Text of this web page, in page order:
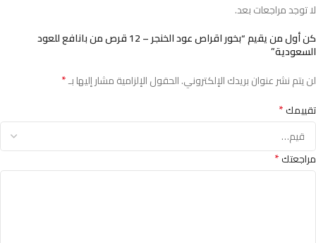
لا توجد مراجعات بعد.
كن أول من يقيم “بخور اقراص عود الخنجر – 12 قرص من بانافع للعود
السعودية”
لن يتم نشر عنوان بريدك الإلكتروني.الحقول الإلزامية مشار إليها بـ*
تقييمك*
مراجعتك*